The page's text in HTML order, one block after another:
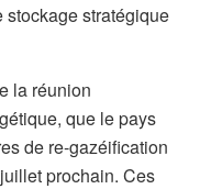
stockage stratégique
la réunion
que le pays
de re-gazéification
prochain. Ces